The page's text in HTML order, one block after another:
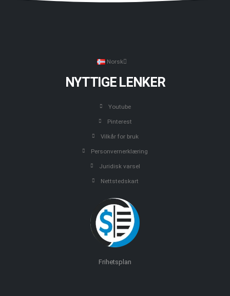
Norsk
NYTTIGE LENKER
Youtube
Pinterest
Vilkår for bruk
Personvernerklæring
Juridisk varsel
Nettstedskart
Frihetsplan